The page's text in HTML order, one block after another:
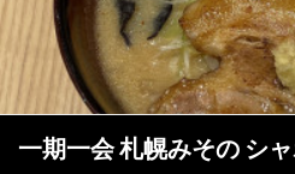
一期一会 札幌みその シ